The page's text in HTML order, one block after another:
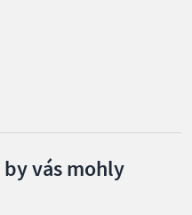
vás mohly